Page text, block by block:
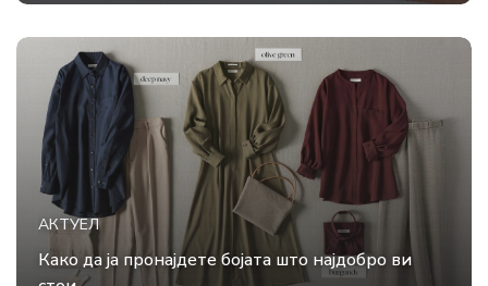
АКТУЕЛ
Како да ја пронајдете бојата што најдобро ви